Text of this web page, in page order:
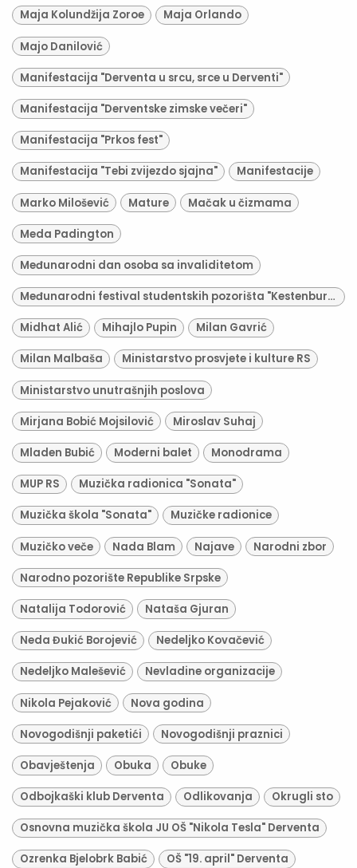
Maja Kolundžija Zoroe Maja Orlando
Majo Danilović
Manifestacija "Derventa u srcu, srce u Derventi"
Manifestacija "Derventske zimske večeri"
Manifestacija "Prkos fest"
Manifestacija "Tebi zvijezdo sjajna" Manifestacije
Marko Milošević Mature Mačak u čizmama
Meda Padington
Međunarodni dan osoba sa invaliditetom
Međunarodni festival studentskih pozorišta "Kestenburg"
Midhat Alić Mihajlo Pupin Milan Gavrić
Milan Malbaša Ministarstvo prosvjete i kulture RS
Ministarstvo unutrašnjih poslova
Mirjana Bobić Mojsilović Miroslav Suhaj
Mladen Bubić Moderni balet Monodrama
MUP RS Muzička radionica "Sonata"
Muzička škola "Sonata" Muzičke radionice
Muzičko veče Nada Blam Najave Narodni zbor
Narodno pozorište Republike Srpske
Natalija Todorović Nataša Gjuran
Neda Đukić Borojević Nedeljko Kovačević
Nedeljko Malešević Nevladine organizacije
Nikola Pejaković Nova godina
Novogodišnji paketići Novogodišnji praznici
Obavještenja Obuka Obuke
Odbojkaški klub Derventa Odlikovanja Okrugli sto
Osnovna muzička škola JU OŠ "Nikola Tesla" Derventa
Ozrenka Bjelobrk Babić OŠ "19. april" Derventa